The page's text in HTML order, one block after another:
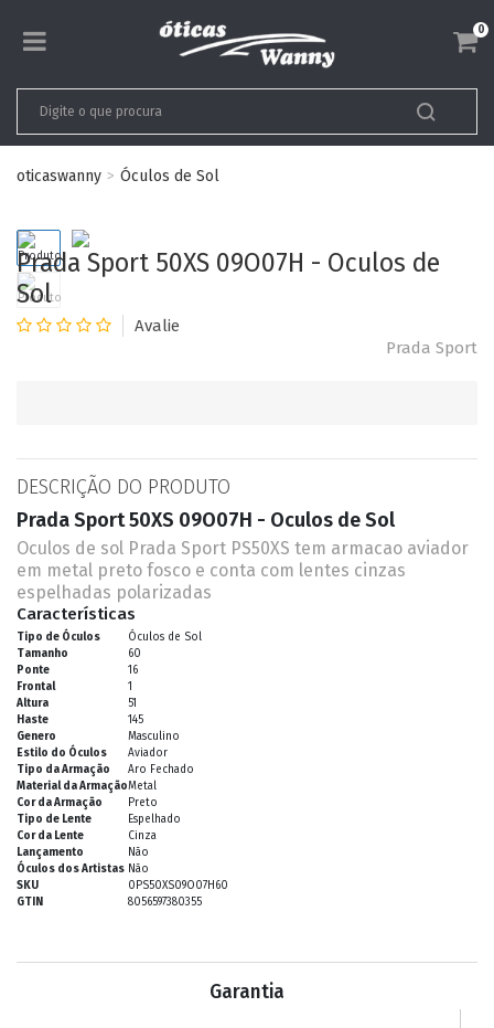
0
oticaswanny Óculos de Sol
Prada Sport 50XS 09O07H - Oculos de
Sol
Prada Sport
DESCRIÇÃO DO PRODUTO
Prada Sport 50XS 09O07H - Oculos de Sol
Oculos de sol Prada Sport PS50XS tem armacao aviador
em metal preto fosco e conta com lentes cinzas
espelhadas polarizadas
Características
Tipo de Óculos
Óculos de Sol
Tamanho
60
Ponte
16
Frontal
1
Altura
51
Haste
145
Genero
Masculino
Estilo do Óculos
Aviador
Tipo da Armação
Aro Fechado
Material da ArmaçãoMetal
Cor da Armação
Preto
Tipo de Lente
Espelhado
Cor da Lente
Cinza
Lançamento
Não
Óculos dos Artistas Não
SKU
0PS50XS09O07H60
GTIN
8056597380355
Garantia